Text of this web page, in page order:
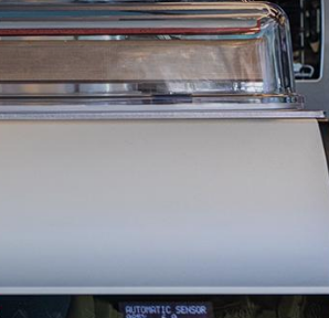
ed annunci, per fornire
in cui l’utente utilizza il nostro
combinarle con altre